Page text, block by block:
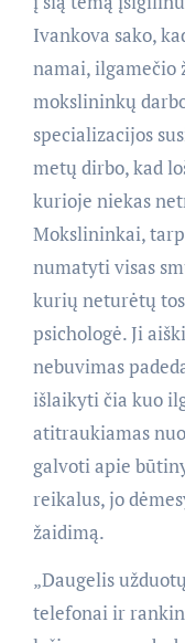
Ivankova sako,
namai, ilgamečio
mokslininkų
specializacijos
metų dirbo, kad
kurioje niekas
Mokslininkai,
numatyti visas
kurių neturėtų
psichologė. Ji
nebuvimas
išlaikyti čia kuo
atitraukiamas
galvoti apie
reikalus, jo
žaidimą.
„Daugelis
telefonai ir